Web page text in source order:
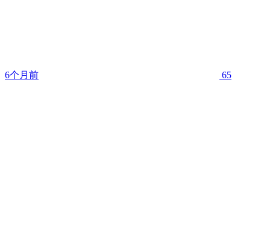
6个月前 65